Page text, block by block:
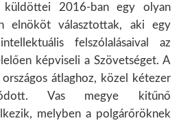
küldöttei 2016-ban egy olyan
elnököt választottak, aki egy
felszólalásaival az
képviseli a Szövetséget. A
átlaghoz, közel kétezer
Vas megye kitűnő
melyben a polgárőröknek